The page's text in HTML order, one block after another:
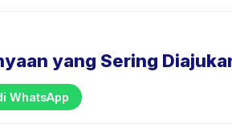
yang Sering
WhatsApp